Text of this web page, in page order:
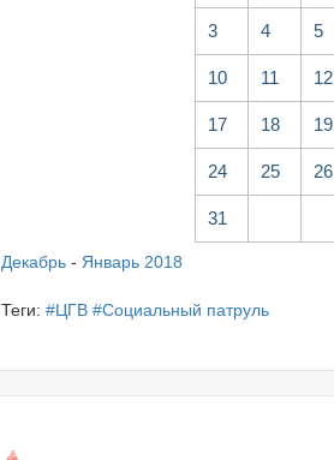
3 4 5
10 11 12
17 18 19
24 25 26
31
Декабрь - Январь 2018
Теги: #ЦГВ #Социальный патруль